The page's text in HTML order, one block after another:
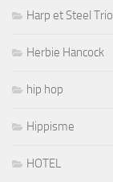
Harp et Steel Trio
Herbie Hancock
hip hop
Hippisme
HOTEL